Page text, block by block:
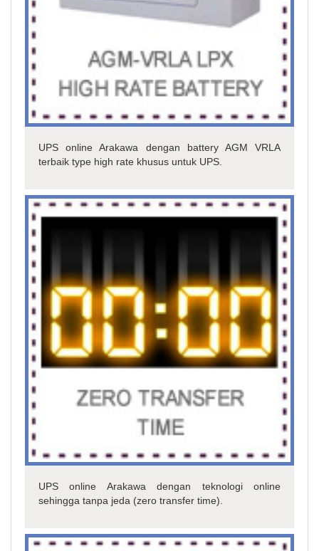
UPS online Arakawa dengan battery AGM VRLA
terbaik type high rate khusus untuk UPS.
UPS online Arakawa dengan teknologi online
sehingga tanpa jeda (zero transfer time).